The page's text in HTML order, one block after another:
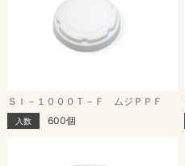
ＳＩ－１０００Ｔ－Ｆ ムジＰＰＦ
入数 600個